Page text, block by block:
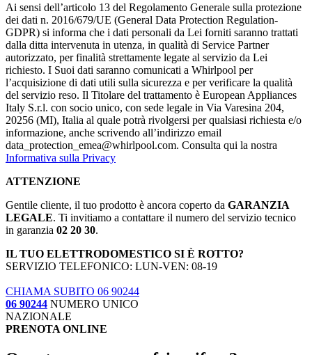
Ai sensi dell’articolo 13 del Regolamento Generale sulla protezione
dei dati n. 2016/679/UE (General Data Protection Regulation-
GDPR) si informa che i dati personali da Lei forniti saranno​ trattati
dalla ditta intervenuta in utenza,​ in qualità di Service Partner
autorizzato, per finalità strettamente legate al servizio da Lei
richiesto. I S​uoi dati saranno comunicati a Whirlpool per
l’acquisizione di dati utili sulla sicurezza e per verificare la qualità
del servizio reso. Il Titolare del trattamento è European Appliances
Italy S.r.l. con socio unico, con sede legale in Via Varesina 204,
20256 (MI), Italia al quale potrà rivolgersi per qualsiasi richiesta e/o
informazione, anche scrivendo all’indirizzo email
data_protection_emea@whirlpool.com. Consulta qui la nostra
Informativa sulla Privacy
ATTENZIONE
Gentile cliente, il tuo prodotto è ancora coperto da GARANZIA
LEGALE. Ti invitiamo a contattare il numero del servizio tecnico
in garanzia 02 20 30.
IL TUO ELETTRODOMESTICO SI È ROTTO?
SERVIZIO TELEFONICO: LUN-VEN: 08-19
CHIAMA SUBITO 06 90244
06 90244 NUMERO UNICO
NAZIONALE
PRENOTA ONLINE